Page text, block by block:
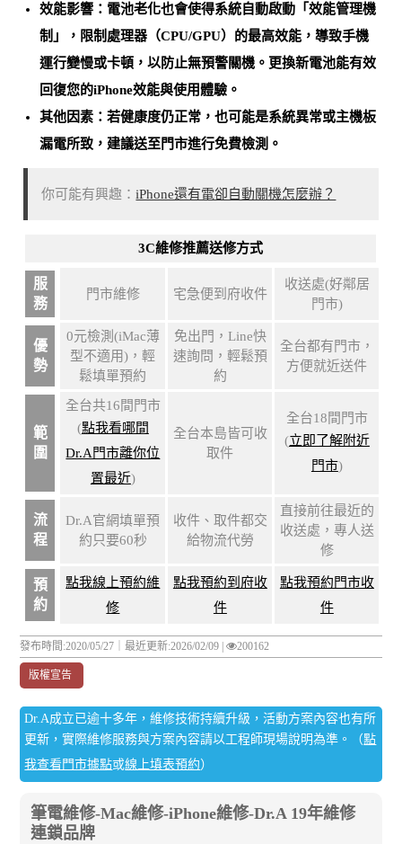
效能影響：電池老化也會使得系統自動啟動「效能管理機
制」，限制處理器（CPU/GPU）的最高效能，導致手機
運行變慢或卡頓，以防止無預警關機。 更換新電池能有效
回復您的iPhone效能與使用體驗 。
其他因素：若健康度仍正常，也可能是系統異常或主機板
漏電所致 ，建議送至門市進行免費檢測。
你可能有興趣：iPhone還有電卻自動關機怎麼辦？
3C維修推薦送修方式
服
務
門市維修 宅急便到府收件
收送處(好鄰居
門市)
優
勢
0元檢測(iMac薄
型不適用)，輕
鬆填單預約
免出門，Line快
速詢問，輕鬆預
約
全台都有門市，
方便就近送件
範
圍
全台共16間門市
(點我看哪間
Dr.A門市離你位
置最近)
全台本島皆可收
取件
全台18間門市
(立即了解附近
門市)
流
程
Dr.A官網填單預
約只要60秒
收件、取件都交
給物流代勞
直接前往最近的
收送處，專人送
修
預
約
點我線上預約維
修
點我預約到府收
件
點我預約門市收
件
發布時間:2020/05/27｜最近更新:2026/02/09 | 200162
版權宣告
Dr.A成立已逾十多年，維修技術持續升級，活動方案內容也有所
更新，實際維修服務與方案內容請以工程師現場說明為準。（點
我查看門市據點或線上填表預約）
筆電維修-Mac維修-iPhone維修-Dr.A 19年維修
連鎖品牌